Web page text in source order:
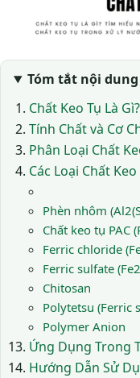
Tóm tắt nội dung
Chất Keo Tụ Là Gì?
Tính Chất và Cơ
Phân Loại Chất
Các Loại Chất
Phèn nhôm
Chất keo tụ PAC
Ferric chloride
Ferric sulfate
Chitosan
Polytetsu (Ferric
Polymer Anion
Ứng Dụng Trong
Hướng Dẫn Sử